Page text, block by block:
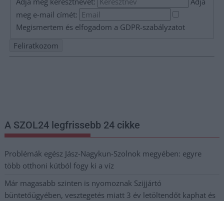
meg e-mail címét:
Megismertem és elfogadom a GDPR-szabályzatot
A SZOL24 legfrissebb 24 cikke
Problémák egész Jász-Nagykun-Szolnok megyében: egyre
több otthoni kútból fogy ki a víz
Már magasabb szinten is nyomoznak Szijjártó
büntetőügyében, vesztegetés miatt 3 év letöltendőt kaphat és